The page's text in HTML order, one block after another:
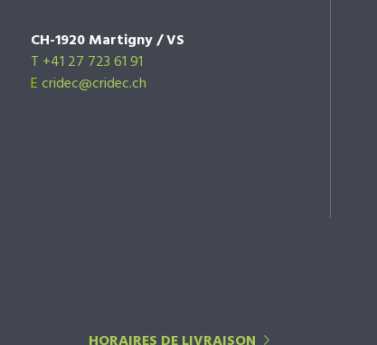
CH-1920 Martigny / VS
T +41 27 723 61 91
Ecridec@cridec.ch